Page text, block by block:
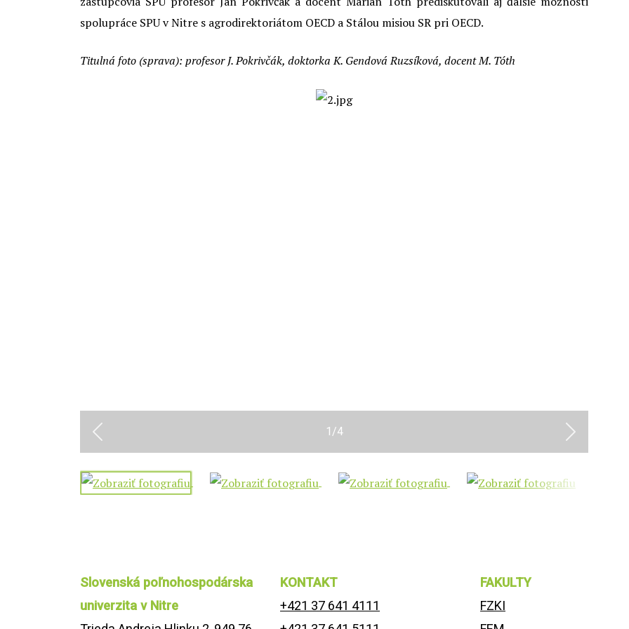
spolupráce SPU v Nitre s agrodirektoriátom OECD a Stálou misiou SR pri OECD.
Titulná foto (sprava): profesor J. Pokrivčák, doktorka K. Gendová Ruzsíková, docent M. Tóth
Previous Next
1 /4
Slovenská poľnohospodárska
univerzita v Nitre
KONTAKT
+421 37 641 4111
FAKULTY
FZKI